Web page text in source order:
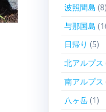
波照間島 (8)
与那国島
日帰り (5)
北アルプス
南アルプス
八ヶ岳(1)